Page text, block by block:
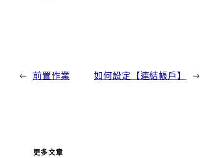
← 前置作業 如何設定【連結帳戶】 →
更多文章